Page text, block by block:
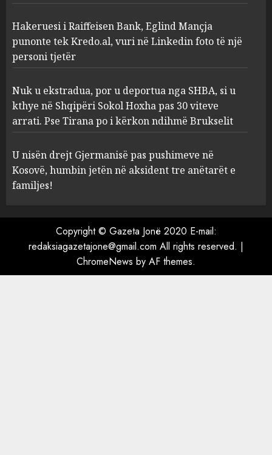
Eglind Mançja punonte tek
Kredo.al, vuri në Linkedin
foto të një personi tjetër
AUGUST 7, 2026
Nuk u ekstradua, por u
deportua nga SHBA, si u kthye
në Shqipëri Sokol Hoxha pas
30 viteve arrati. Pse Tirana po
AUGUST 7, 2026
AUGUST 7, 2026
Hakeruesi i Raiffeisen Bank, Eglind Mançja
punonte tek Kredo.al, vuri në Linkedin foto të një
personi tjetër
Nuk u ekstradua, por u deportua nga SHBA, si u
kthye në Shqipëri Sokol Hoxha pas 30 viteve
arrati. Pse Tirana po i kërkon ndihmë Brukselit
U nisën drejt Gjermanisë pas pushimeve në
Kosovë, humbin jetën në aksident tre anëtarët e
familjes!
Copyright © Gazeta Jonë 2020 E-mail:
redaksiagazetajone@gmail.com All rights reserved. |
ChromeNews by AF themes.